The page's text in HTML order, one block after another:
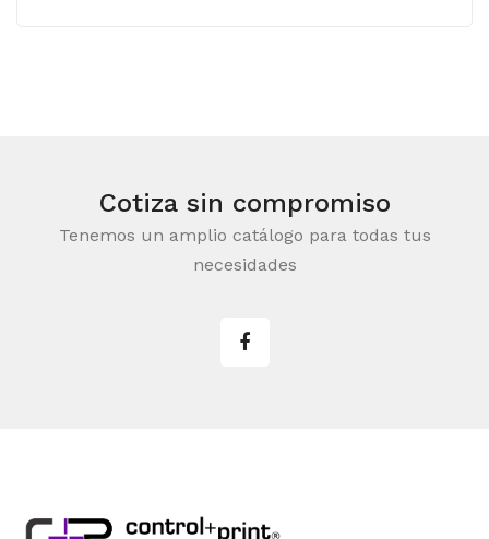
Cotiza sin compromiso
Tenemos un amplio catálogo para todas tus
necesidades